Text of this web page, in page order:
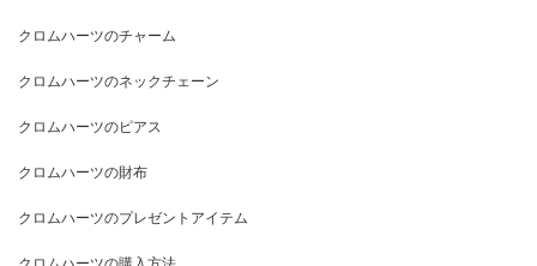
クロムハーツのチャーム
クロムハーツのネックチェーン
クロムハーツのピアス
クロムハーツの財布
クロムハーツのプレゼントアイテム